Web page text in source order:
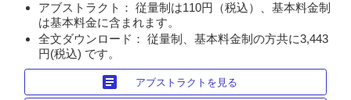
アブストラクト： 従量制は110円（税込）、基本料金制
は基本料金に含まれます。
全文ダウンロード： 従量制、基本料金制の方共に3,443
円(税込) です。
article アブストラクトを見る